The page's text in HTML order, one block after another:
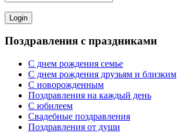
Поздравления с праздниками
С днем рождения семье
С днем рождения друзьям и близким
C новорожденным
Поздравления на каждый день
С юбилеем
Свадебные поздравления
Поздравления от души